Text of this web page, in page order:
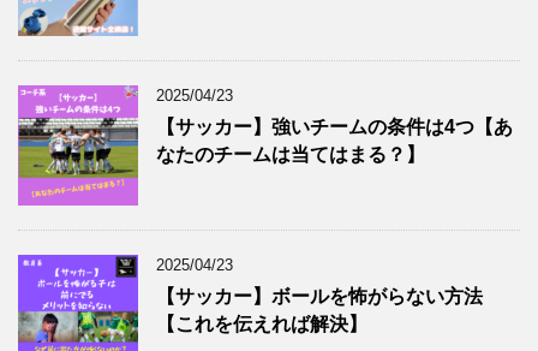
2025/04/23
【サッカー】強いチームの条件は4つ【あ
なたのチームは当てはまる？】
2025/04/23
【サッカー】ボールを怖がらない方法
【これを伝えれば解決】